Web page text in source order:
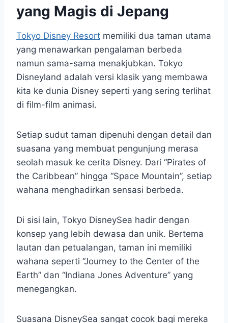
yang Magis di Jepang
Tokyo Disney Resort memiliki dua taman utama
yang menawarkan pengalaman berbeda
namun sama-sama menakjubkan. Tokyo
Disneyland adalah versi klasik yang membawa
kita ke dunia Disney seperti yang sering terlihat
di film-film animasi.
Setiap sudut taman dipenuhi dengan detail dan
suasana yang membuat pengunjung merasa
seolah masuk ke cerita Disney. Dari “Pirates of
the Caribbean” hingga “Space Mountain”, setiap
wahana menghadirkan sensasi berbeda.
Di sisi lain, Tokyo DisneySea hadir dengan
konsep yang lebih dewasa dan unik. Bertema
lautan dan petualangan, taman ini memiliki
wahana seperti “Journey to the Center of the
Earth” dan “Indiana Jones Adventure” yang
menegangkan.
Suasana DisneySea sangat cocok bagi mereka